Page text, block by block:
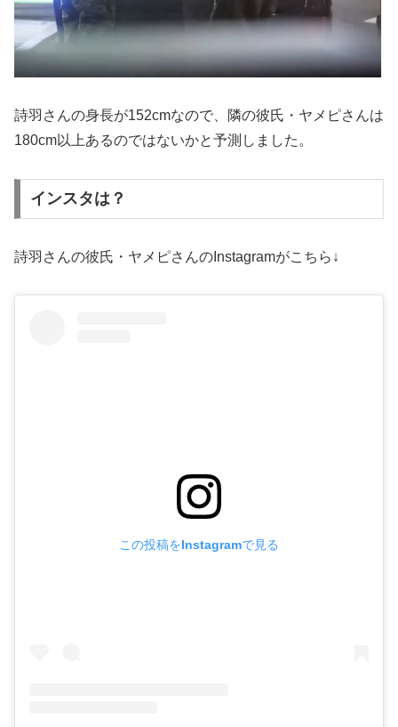
詩羽さんの身長が152cmなので、隣の彼氏・ヤメピさんは
180cm以上あるのではないかと予測しました。
インスタは？
詩羽さんの彼氏・ヤメピさんのInstagramがこちら↓
この投稿をInstagramで見る